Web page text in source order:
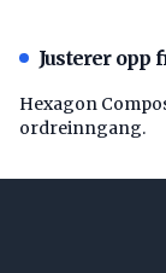
Justerer opp
Hexagon
ordreinngang.